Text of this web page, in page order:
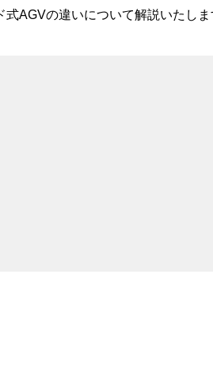
AGVの違いについて解説いたしま